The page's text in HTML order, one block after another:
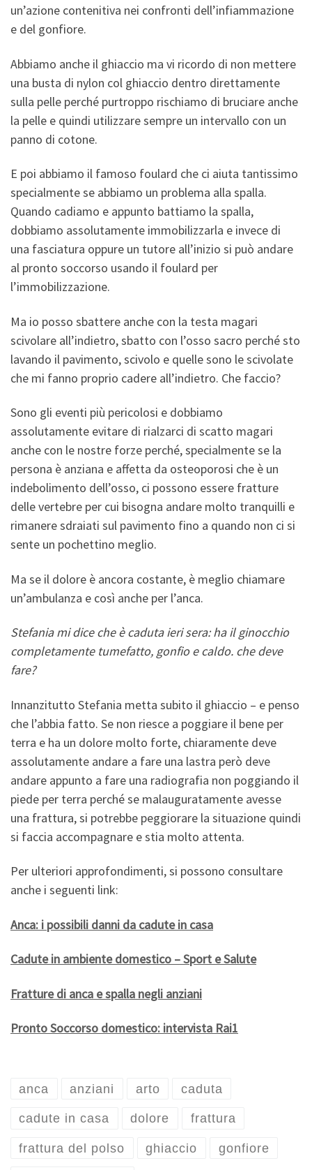
un’azione contenitiva nei confronti dell’infiammazione
e del gonfiore.
Abbiamo anche il ghiaccio ma vi ricordo di non mettere
una busta di nylon col ghiaccio dentro direttamente
sulla pelle perché purtroppo rischiamo di bruciare anche
la pelle e quindi utilizzare sempre un intervallo con un
panno di cotone.
E poi abbiamo il famoso foulard che ci aiuta tantissimo
specialmente se abbiamo un problema alla spalla.
Quando cadiamo e appunto battiamo la spalla,
dobbiamo assolutamente immobilizzarla e invece di
una fasciatura oppure un tutore all’inizio si può andare
al pronto soccorso usando il foulard per
l’immobilizzazione.
Ma io posso sbattere anche con la testa magari
scivolare all’indietro, sbatto con l’osso sacro perché sto
lavando il pavimento, scivolo e quelle sono le scivolate
che mi fanno proprio cadere all’indietro. Che faccio?
Sono gli eventi più pericolosi e dobbiamo
assolutamente evitare di rialzarci di scatto magari
anche con le nostre forze perché, specialmente se la
persona è anziana e affetta da osteoporosi che è un
indebolimento dell’osso, ci possono essere fratture
delle vertebre per cui bisogna andare molto tranquilli e
rimanere sdraiati sul pavimento fino a quando non ci si
sente un pochettino meglio.
Ma se il dolore è ancora costante, è meglio chiamare
un’ambulanza e così anche per l’anca.
Stefania mi dice che è caduta ieri sera: ha il ginocchio
completamente tumefatto, gonfio e caldo. che deve
fare?
Innanzitutto Stefania metta subito il ghiaccio – e penso
che l’abbia fatto. Se non riesce a poggiare il bene per
terra e ha un dolore molto forte, chiaramente deve
assolutamente andare a fare una lastra però deve
andare appunto a fare una radiografia non poggiando il
piede per terra perché se malauguratamente avesse
una frattura, si potrebbe peggiorare la situazione quindi
si faccia accompagnare e stia molto attenta.
Per ulteriori approfondimenti, si possono consultare
anche i seguenti link:
Anca: i possibili danni da cadute in casa
Cadute in ambiente domestico – Sport e Salute
Fratture di anca e spalla negli anziani
Pronto Soccorso domestico: intervista Rai1
anca anziani arto caduta
cadute in casa dolore frattura
frattura del polso ghiaccio gonfiore